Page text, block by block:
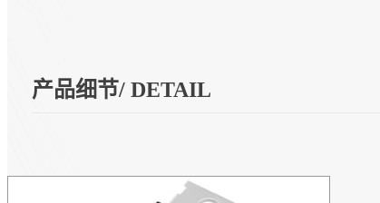
产品细节/ DETAIL